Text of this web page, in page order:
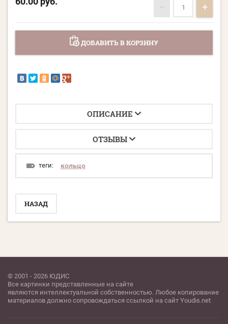
− +
ДОБАВИТЬ В КОРЗИНУ
ОПИСАНИЕ
ОТЗЫВЫ
теги: кольцо
НАЗАД
© 2001 - 2026 ЮДИС
Все картинки представленные на сайте
являются интеллектуальной собственностью. Любое копирование
материалов должно сопровождаться ссылкой на сайт Youdis.net